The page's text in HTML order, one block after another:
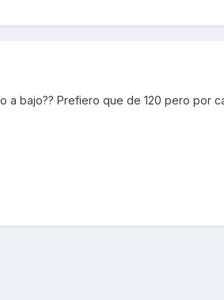
a bajo?? Prefiero que de 120 pero por